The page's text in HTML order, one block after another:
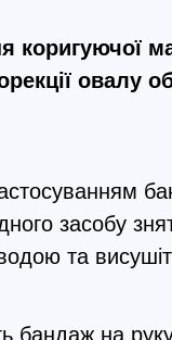
коригуючої
овалу
засобу
та
бандаж на